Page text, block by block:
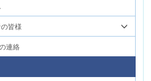
皆様
連絡